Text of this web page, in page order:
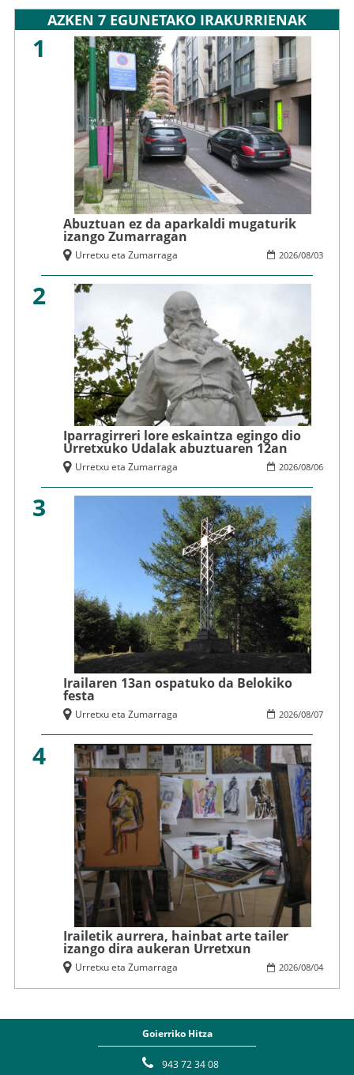
AZKEN 7 EGUNETAKO IRAKURRIENAK
1
Abuztuan ez da aparkaldi mugaturik
izango Zumarragan
2026/08/03
Urretxu eta Zumarraga
2
Iparragirreri lore eskaintza egingo dio
Urretxuko Udalak abuztuaren 12an
2026/08/06
Urretxu eta Zumarraga
3
Irailaren 13an ospatuko da Belokiko
festa
2026/08/07
Urretxu eta Zumarraga
4
Irailetik aurrera, hainbat arte tailer
izango dira aukeran Urretxun
2026/08/04
Urretxu eta Zumarraga
Goierriko Hitza
943 72 34 08